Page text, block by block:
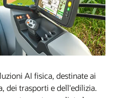
AI fisica, destinate ai
dei trasporti e dell'edilizia.